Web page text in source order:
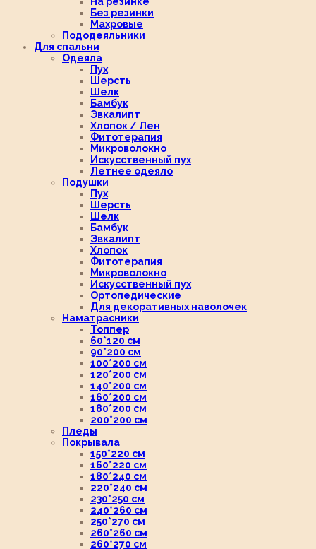
Без резинки
Махровые
Пододеяльники
Для спальни
Одеяла
Пух
Шерсть
Шелк
Бамбук
Эвкалипт
Хлопок / Лен
Фитотерапия
Микроволокно
Искусственный пух
Летнее одеяло
Подушки
Пух
Шерсть
Шелк
Бамбук
Эвкалипт
Хлопок
Фитотерапия
Микроволокно
Искусственный пух
Ортопедические
Для декоративных наволочек
Наматрасники
Топпер
60*120 см
90*200 см
100*200 см
120*200 см
140*200 см
160*200 см
180*200 см
200*200 см
Пледы
Покрывала
150*220 см
160*220 см
180*240 см
220*240 см
230*250 см
240*260 см
250*270 см
260*260 см
260*270 см